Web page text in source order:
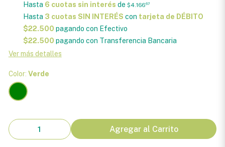
Hasta 6 cuotas sin interés de $4.16667
Hasta 3 cuotas SIN INTERÉS con tarjeta de DÉBITO
$22.500 pagando con Efectivo
$22.500 pagando con Transferencia Bancaria
Ver más detalles
Color: Verde
Agregar al Carrito